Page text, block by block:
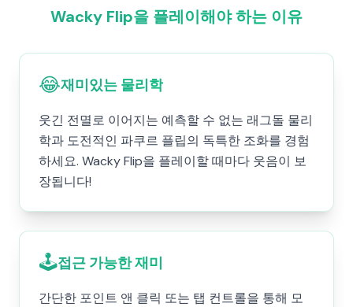
Wacky Flip을 플레이해야 하는 이유
😂재미있는 물리학
웃긴 전멸로 이어지는 예측할 수 없는 래그돌 물리
학과 도전적인 파쿠르 플립의 독특한 조화를 경험
하세요. Wacky Flip을 플레이할 때마다 웃음이 보
장됩니다!
🕹️접근 가능한 재미
간단한 포인트 앤 클릭 또는 탭 컨트롤을 통해 모